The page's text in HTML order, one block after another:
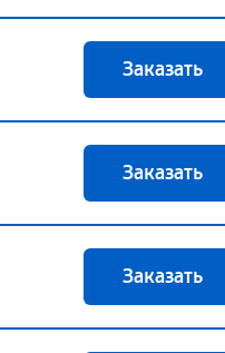
Заказать
Заказать
Заказать